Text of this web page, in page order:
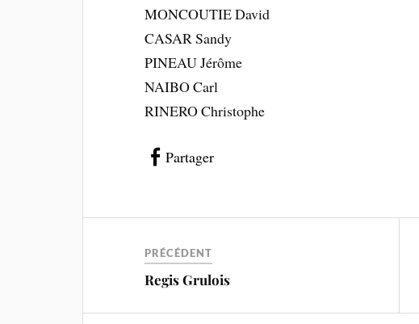
MONCOUTIE David
CASAR Sandy
PINEAU Jérôme
NAIBO Carl
RINERO Christophe
Partager
PRÉCÉDENT
Regis Grulois